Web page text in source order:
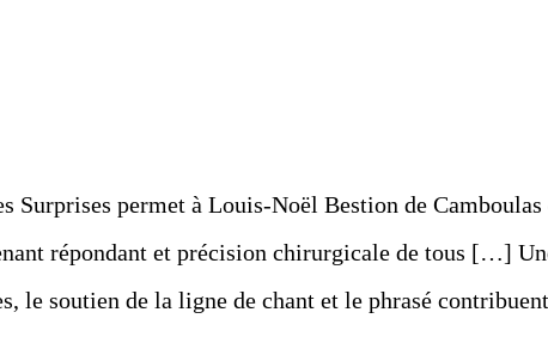
Surprises permet à Louis-Noël Bestion de
répondant et précision chirurgicale de tous […]
le soutien de la ligne de chant et le phrasé